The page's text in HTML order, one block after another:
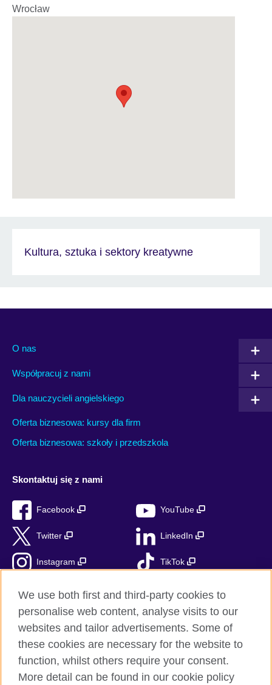
Wrocław
Kultura, sztuka i sektory kreatywne
O nas
Współpracuj z nami
Dla nauczycieli angielskiego
Oferta biznesowa: kursy dla firm
Oferta biznesowa: szkoły i przedszkola
Skontaktuj się z nami
Facebook YouTube
Twitter LinkedIn
Instagram TikTok
British Council globalnie
Prywatność i warunki użytkowania
We use both first and third-party cookies to
personalise web content, analyse visits to our
websites and tailor advertisements. Some of
these cookies are necessary for the website to
function, whilst others require your consent.
More detail can be found in our cookie policy